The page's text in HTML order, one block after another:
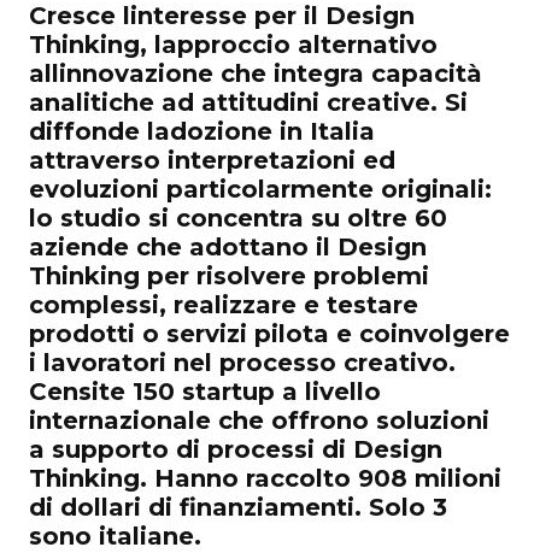
Cresce linteresse per il Design
Thinking, lapproccio alternativo
allinnovazione che integra capacità
analitiche ad attitudini creative. Si
diffonde ladozione in Italia
attraverso interpretazioni ed
evoluzioni particolarmente originali:
lo studio si concentra su oltre 60
aziende che adottano il Design
Thinking per risolvere problemi
complessi, realizzare e testare
prodotti o servizi pilota e coinvolgere
i lavoratori nel processo creativo.
Censite 150 startup a livello
internazionale che offrono soluzioni
a supporto di processi di Design
Thinking. Hanno raccolto 908 milioni
di dollari di finanziamenti. Solo 3
sono italiane.